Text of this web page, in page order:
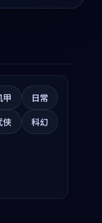
甲
日常
侠
科幻